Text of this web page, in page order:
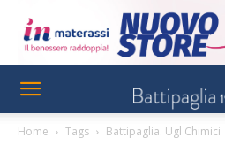
Home Tags Battipaglia. Ugl Chimici